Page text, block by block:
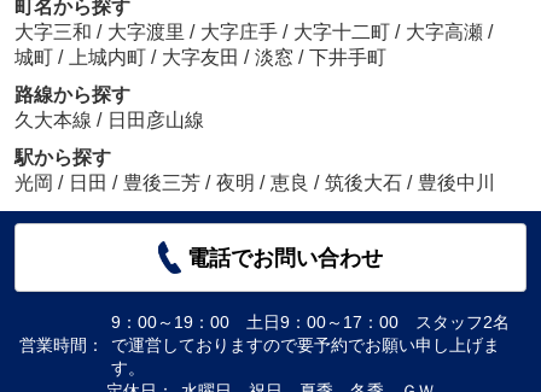
町名から探す
大字三和 / 大字渡里 / 大字庄手 / 大字十二町 / 大字高瀬 /
城町 / 上城内町 / 大字友田 / 淡窓 / 下井手町
路線から探す
久大本線 / 日田彦山線
駅から探す
光岡 / 日田 / 豊後三芳 / 夜明 / 恵良 / 筑後大石 / 豊後中川
電話でお問い合わせ
営業時間：
9：00～19：00 土日9：00～17：00 スタッフ2名
で運営しておりますので要予約でお願い申し上げま
す。